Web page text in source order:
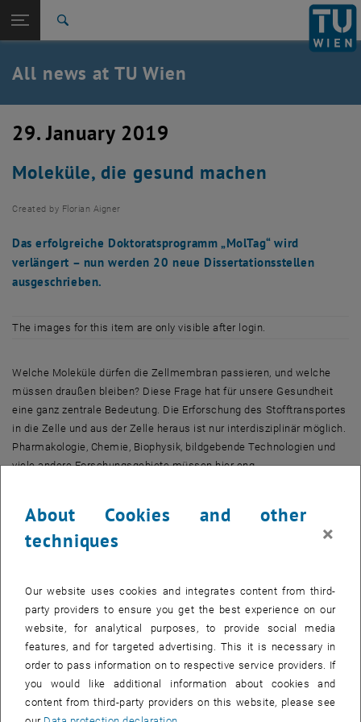
TU Login
Quicklinks
Toggle quicklinks menu
Studies
Career
Back: list subpages of parent page TU Wien Homepage
Back to:
TU Wien Homepage
Overview
All news at TU Wien
29. January 2019
Moleküle, die gesund machen
Created by Florian Aigner
Das erfolgreiche Doktoratsprogramm „MolTag“ wird
verlängert – nun werden 20 neue Dissertationsstellen
ausgeschrieben.
The images for this item are only visible after login.
Welche Moleküle dürfen die Zellmembran passieren, und welche
müssen draußen bleiben? Diese Frage hat für unsere Gesundheit
eine ganz zentrale Bedeutung. Die Erforschung des Stofftransportes
in die Zelle und aus der Zelle heraus ist nur interdisziplinär möglich.
Pharmakologie, Chemie, Biophysik, bildgebende Technologien und
viele andere Forschungsgebiete müssen hier eng
Daher wurde im Jahr 2011 das Doktoratskolleg „MolTag“ (Molecular
Medizinischen Universität Wien und der Universität Wien. Später
Team Principal Investigators aus allen vier beteiligten Universitäten
die Doktoratsstudierenden interdisziplinär aus. Aufgrund des großen
Erfolges wurde das Doktoratskolleg nun vom FWF bis 2023
verlängert. Somit konnten nun neue Dissertationsstellen
ausgeschrieben werden, die Bewerbungsfrist läuft bis 4. März 2019.
Wegen Erfolgs verlängert
Jede unserer Zellen hat in ihrer Membran Kanäle und
About Cookies and other
techniques
×
Our website uses cookies and integrates content from third-
party providers to ensure you get the best experience on our
website, for analytical purposes, to provide social media
features, and for targeted advertising. This it is necessary in
order to pass information on to respective service providers. If
you would like additional information about cookies and
content from third-party providers on this website, please see